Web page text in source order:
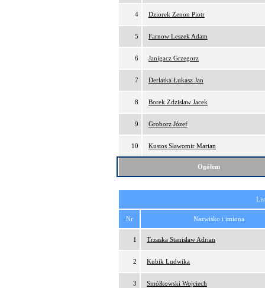
4 Dziorek Zenon Piotr
5 Farnow Leszek Adam
6 Janigacz Grzegorz
7 Derlatka Łukasz Jan
8 Borek Zdzisław Jacek
9 Groborz Józef
10 Kustos Sławomir Marian
Ogółem
Nr Nazwisko i imiona
1 Trzaska Stanisław Adrian
2 Kubik Ludwika
3 Smółkowski Wojciech